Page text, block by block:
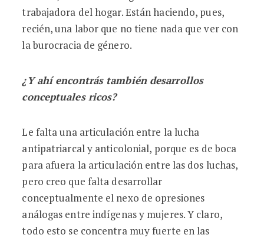
trabajadora del hogar. Están haciendo, pues,
recién, una labor que no tiene nada que ver con
la burocracia de género.
¿Y ahí encontrás también desarrollos
conceptuales ricos?
Le falta una articulación entre la lucha
antipatriarcal y anticolonial, porque es de boca
para afuera la articulación entre las dos luchas,
pero creo que falta desarrollar
conceptualmente el nexo de opresiones
análogas entre indígenas y mujeres. Y claro,
todo esto se concentra muy fuerte en las